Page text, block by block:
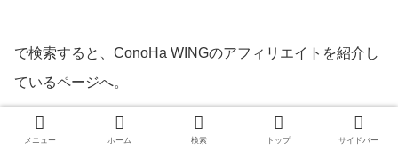
で検索すると、ConoHa WINGのアフィリエイトを紹介し
ているページへ。
下の方へスクロールすると↓
メニュー ホーム 検索 トップ サイドバー